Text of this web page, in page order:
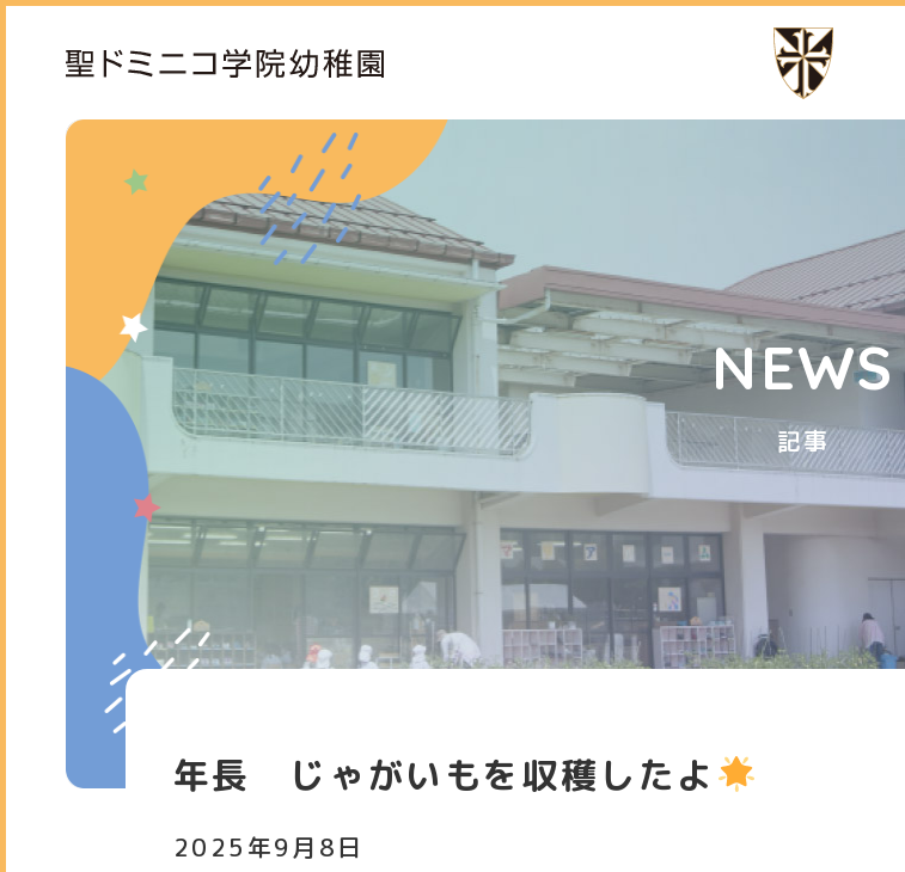
ドミニコの魅力
園長ごあいさつ
教育方針と沿革
モンテッソーリ教育
専門講師によるカリキュラム
1日の流れ
年間行事
お知らせ スタッフ日記 サイトマップ アクセス
NEWS
記事
年長 じゃがいもを収穫したよ
2025年9月8日